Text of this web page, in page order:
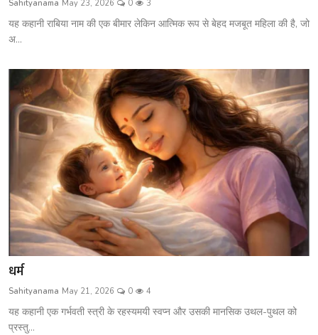
शख्सियत
धरोहर
यात्रावृत्तांत
उपन्यास
सिनेमा
शायरी
ग़ज़ल
Sahityanama May 23, 2026 0 3
यह कहानी राबिया नाम की एक बीमार लेकिन आत्मिक रूप से बेहद मजबूत महिला की है, जो
अ...
धर्म
Sahityanama May 21, 2026 0 4
यह कहानी एक गर्भवती स्त्री के रहस्यमयी स्वप्न और उसकी मानसिक उथल-पुथल को
प्रस्तु...